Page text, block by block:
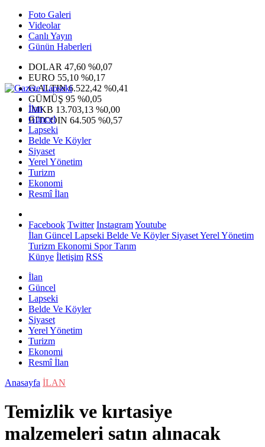
Foto Galeri
Videolar
Canlı Yayın
Günün Haberleri
DOLAR 47,60 %0,07
EURO 55,10 %0,17
G.ALTIN6.522,42 %0,41
GÜMÜŞ 95 %0,05
IMKB 13.703,13 %0,00
BITCOIN 64.505 %0,57
İlan
Güncel
Lapseki
Belde Ve Köyler
Siyaset
Yerel Yönetim
Turizm
Ekonomi
Resmî İlan
Facebook Twitter InstagramYoutube
İlan Güncel Lapseki Belde Ve KöylerSiyasetYerel Yönetim
Turizm Ekonomi SporTarım
Künye İletişim RSS
İlan
Güncel
Lapseki
Belde Ve Köyler
Siyaset
Yerel Yönetim
Turizm
Ekonomi
Resmî İlan
Anasayfa İLAN
Temizlik ve kırtasiye
malzemeleri satın alınacak